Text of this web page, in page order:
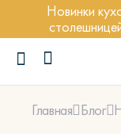
Новинки
Главная Блог